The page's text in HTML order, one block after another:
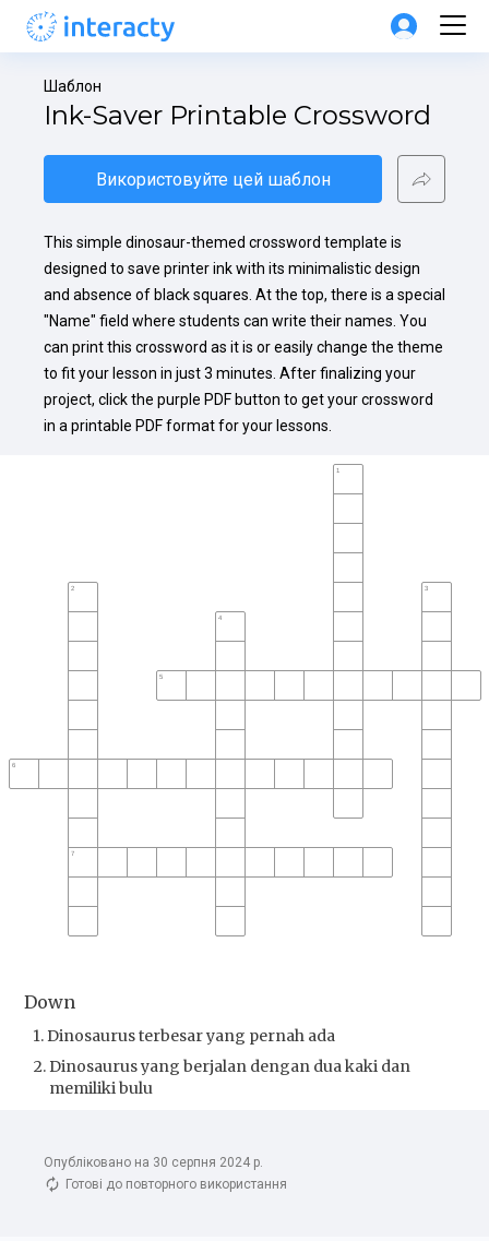
Опубліковано на 30 серпня 2024 р.
Готові до повторного використання
Шаблон
Ink-Saver Printable Crossword
Використовуйте цей шаблон
This simple dinosaur-themed crossword template is
designed to save printer ink with its minimalistic design
and absence of black squares. At the top, there is a special
"Name" field where students can write their names. You
can print this crossword as it is or easily change the theme
to fit your lesson in just 3 minutes. After finalizing your
project, click the purple PDF button to get your crossword
in a printable PDF format for your lessons.